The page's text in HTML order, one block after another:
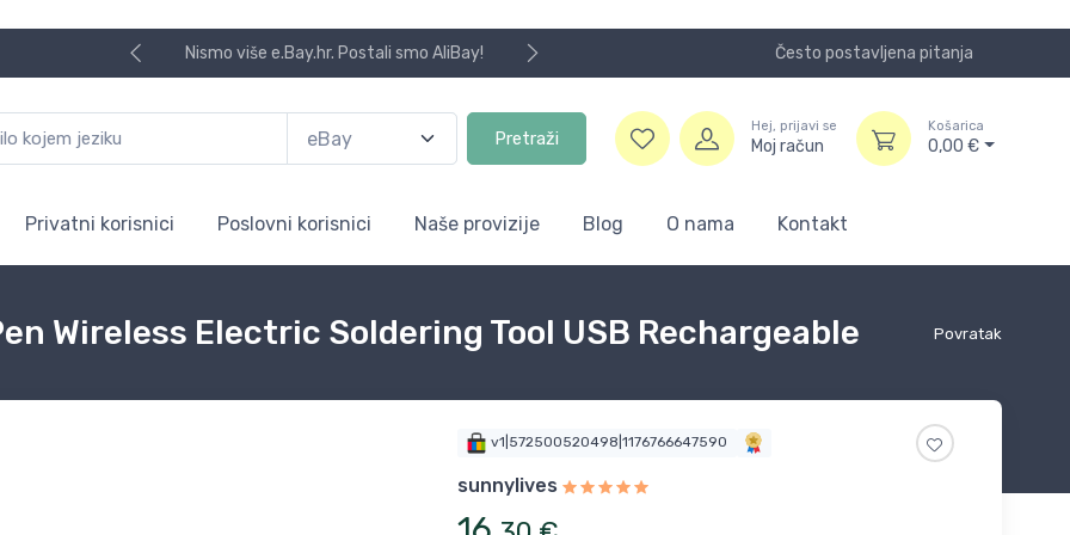
Nismo više e.Bay.hr. Postali smo AliBay! Često postavljena pitanja
Pretraži
Hej, prijavi se
Moj račun
Košarica
0,00 €
Privatni korisnici Poslovni korisnici Naše provizije Blog O nama Kontakt
Povratak
Wireless Electric Soldering Tool USB Rechargeable
v1|572500520498|1176766647590
sunnylives